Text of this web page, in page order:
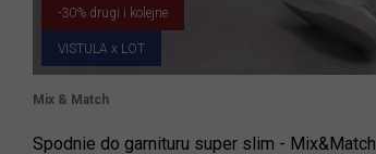
-30% drugi i kolejne
VISTULA x LOT
Mix & Match
Spodnie do garnituru super slim - Mix&Match